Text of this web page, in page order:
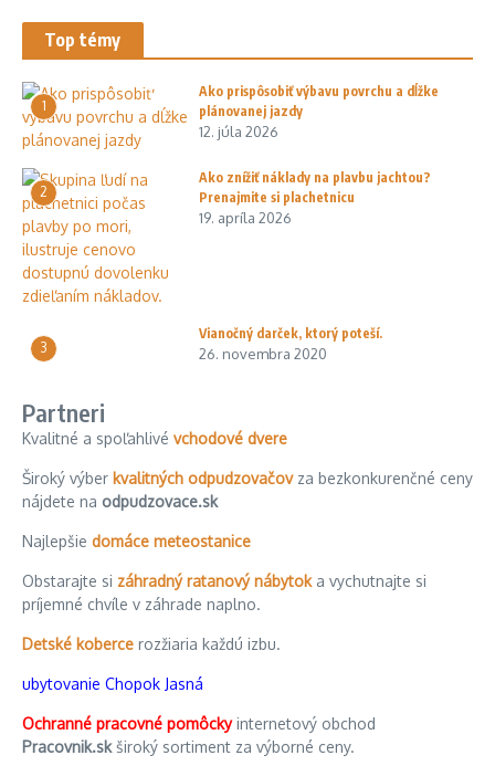
Top témy
1
Ako prispôsobiť výbavu povrchu a dĺžke
plánovanej jazdy
12. júla 2026
2
Ako znížiť náklady na plavbu jachtou?
Prenajmite si plachetnicu
19. apríla 2026
3
Vianočný darček, ktorý poteší.
26. novembra 2020
Partneri
Kvalitné a spoľahlivé vchodové dvere
Široký výber kvalitných odpudzovačovza bezkonkurenčné ceny
nájdete na odpudzovace.sk
Najlepšie domáce meteostanice
Obstarajte si záhradný ratanový nábytoka vychutnajte si
príjemné chvíle v záhrade naplno.
Detské koberce rozžiaria každú izbu.
ubytovanie Chopok Jasná
Ochranné pracovné pomôckyinternetový obchod
Pracovnik.skširoký sortiment za výborné ceny.